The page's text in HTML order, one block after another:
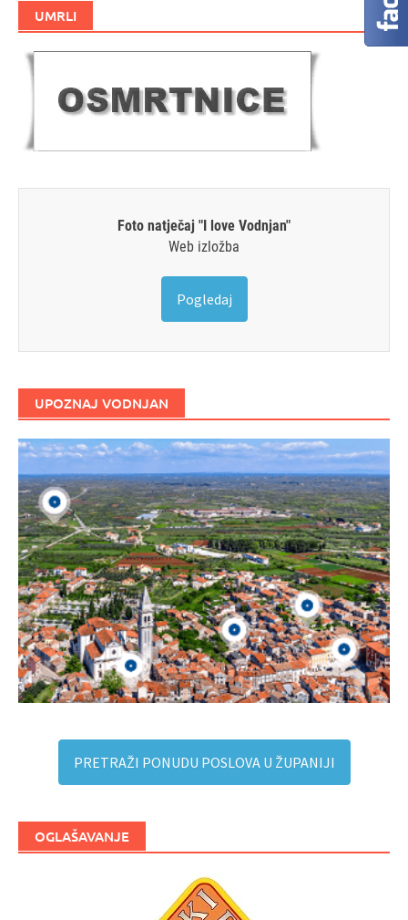
UMRLI
Foto natječaj "I love Vodnjan"
Web izložba
Pogledaj
UPOZNAJ VODNJAN
PRETRAŽI PONUDU POSLOVA U ŽUPANIJI
OGLAŠAVANJE